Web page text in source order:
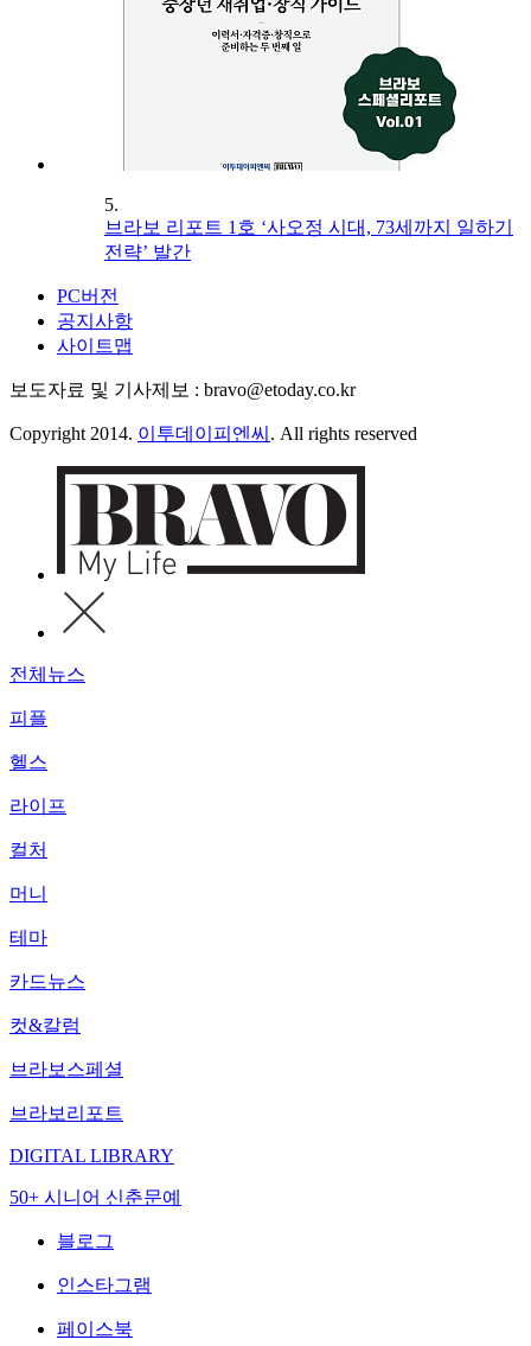
5.
브라보 리포트 1호 ‘사오정 시대, 73세까지 일하기
전략’ 발간
PC버전
공지사항
사이트맵
보도자료 및 기사제보 : bravo@etoday.co.kr
Copyright 2014. 이투데이피엔씨 . All rights reserved
전체뉴스
피플
헬스
라이프
컬처
머니
테마
카드뉴스
컷&칼럼
브라보스페셜
브라보리포트
DIGITAL LIBRARY
50+ 시니어 신춘문예
블로그
인스타그램
페이스북